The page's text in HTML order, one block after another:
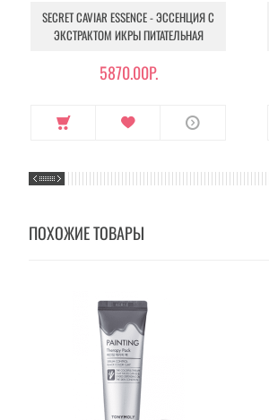
SECRET CAVIAR ESSENCE - ЭССЕНЦИЯ С
ЭКСТРАКТОМ ИКРЫ ПИТАТЕЛЬНАЯ
5870.00Р.
ПОХОЖИЕ ТОВАРЫ